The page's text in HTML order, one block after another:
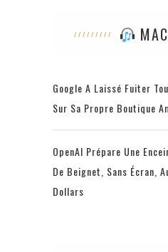
Google A Laissé Fuiter
Sur Sa Propre Boutique
OpenAI Prépare Une
De Beignet, Sans Écran,
Dollars